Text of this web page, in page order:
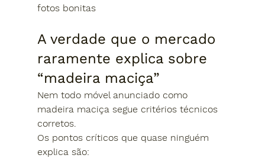
fotos bonitas
A verdade que o mercado
raramente explica sobre
“madeira maciça”
Nem todo móvel anunciado como
madeira maciça segue critérios técnicos
corretos.
Os pontos críticos que quase ninguém
explica são: